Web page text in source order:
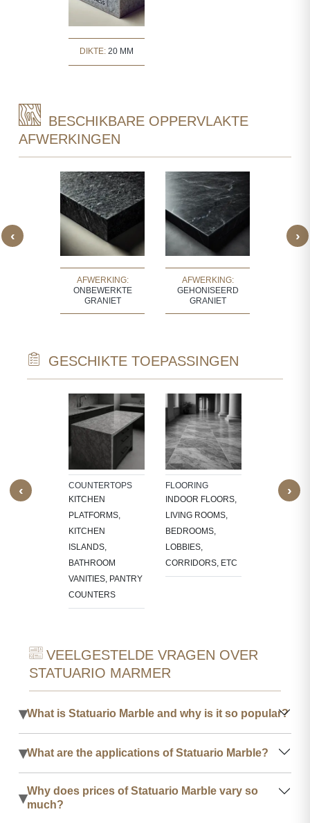
DIKTE: 20 MM
BESCHIKBARE OPPERVLAKTE
AFWERKINGEN
‹
AFWERKING:
ONBEWERKTE
GRANIET
AFWERKING:
GEHONISEERD
GRANIET
›
GESCHIKTE TOEPASSINGEN
‹
CNC-
COUNTERTOPS
KITCHEN
PLATFORMS,
KITCHEN
ISLANDS,
BATHROOM
VANITIES, PANTRY
COUNTERS
FLOORING
INDOOR FLOORS,
LIVING ROOMS,
BEDROOMS,
LOBBIES,
CORRIDORS, ETC
BATHROOM
WALLS,
›
VEELGESTELDE VRAGEN OVER
STATUARIO MARMER
▾What is Statuario Marble and why is it so popular?
▾What are the applications of Statuario Marble?
▾Why does prices of Statuario Marble vary so
much?